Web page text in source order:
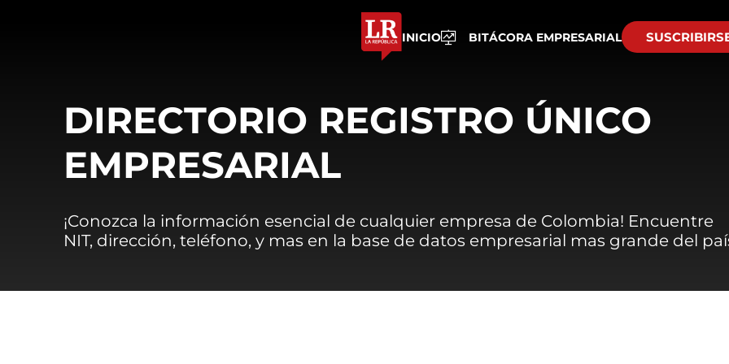
INICIO BITÁCORA EMPRESARIAL
DIRECTORIO REGISTRO ÚNICO
EMPRESARIAL
¡Conozca la información esencial de cualquier empresa de Colombia! Encuentre
NIT, dirección, teléfono, y mas en la base de datos empresarial mas grande del